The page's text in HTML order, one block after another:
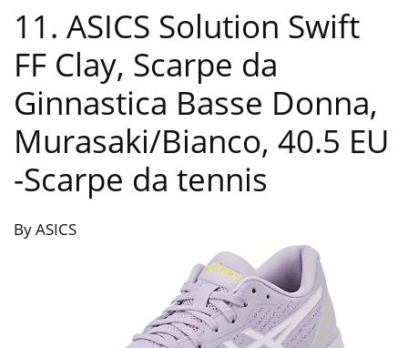
11. ASICS Solution Swift
FF Clay, Scarpe da
Ginnastica Basse Donna,
Murasaki/Bianco, 40.5 EU
-Scarpe da tennis
By ASICS